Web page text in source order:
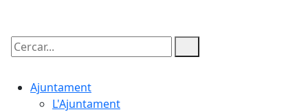
Cercar:
Ajuntament
L'Ajuntament